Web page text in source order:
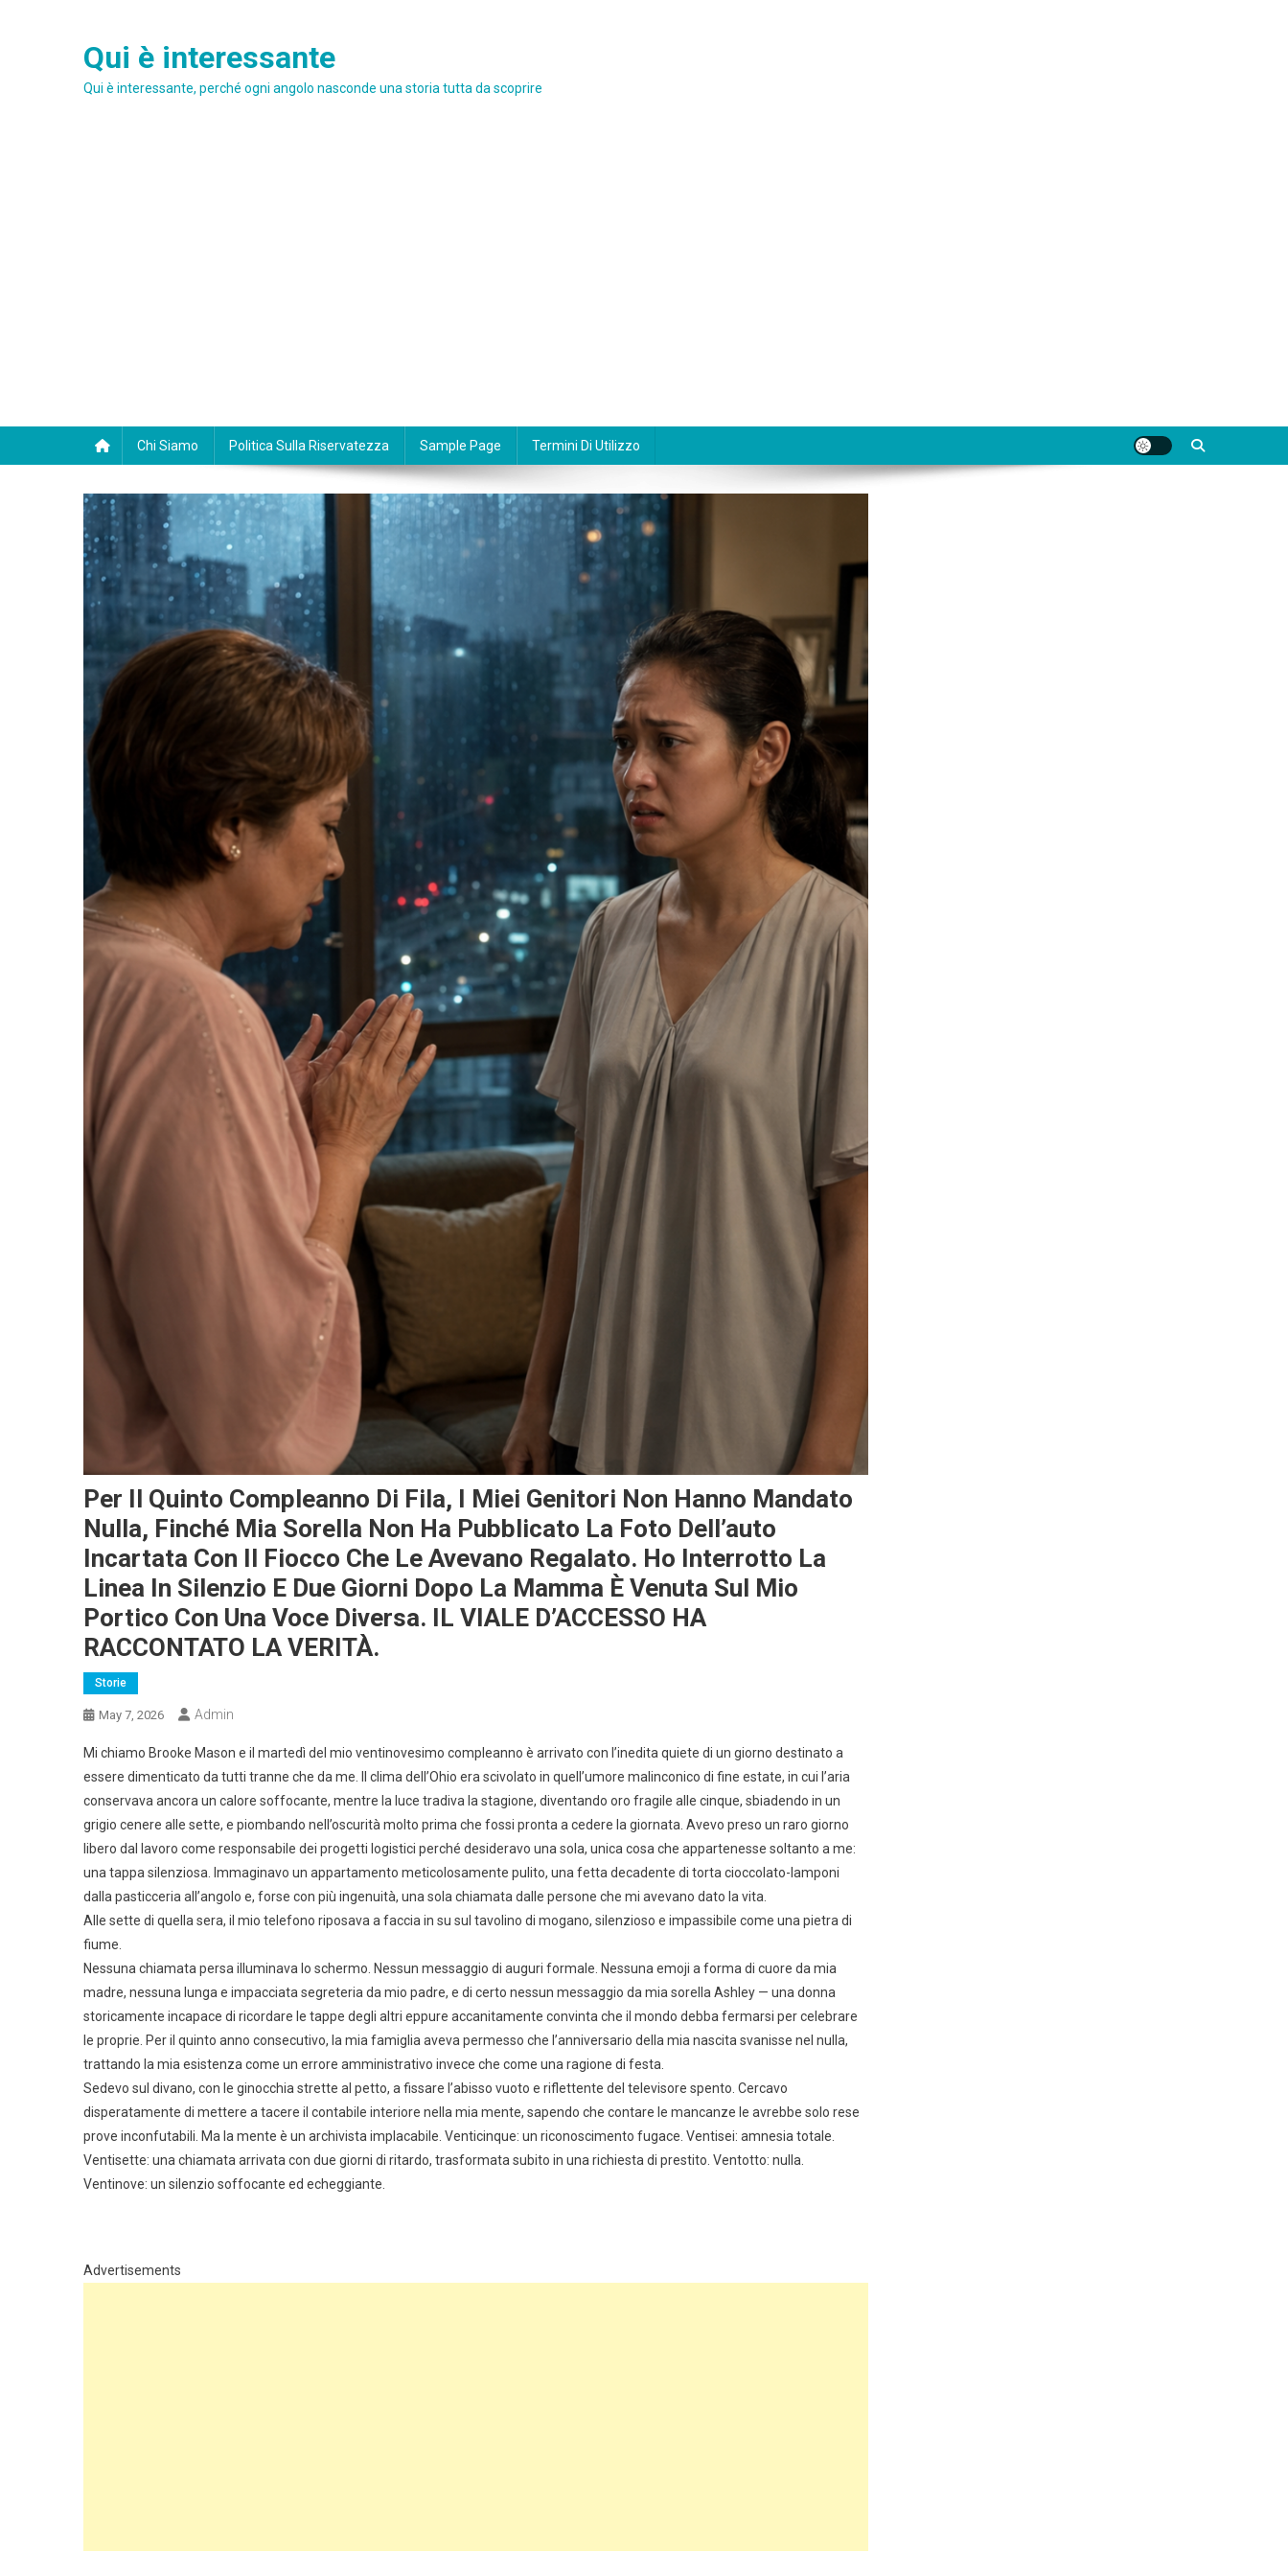
Qui è interessante
Qui è interessante, perché ogni angolo nasconde una storia tutta da scoprire
Chi Siamo Politica Sulla Riservatezza Sample Page Termini Di Utilizzo
Per Il Quinto Compleanno Di Fila, I Miei Genitori Non Hanno Mandato
Nulla, Finché Mia Sorella Non Ha Pubblicato La Foto Dell’auto
Incartata Con Il Fiocco Che Le Avevano Regalato. Ho Interrotto La
Linea In Silenzio E Due Giorni Dopo La Mamma È Venuta Sul Mio
Portico Con Una Voce Diversa. IL VIALE D’ACCESSO HA
RACCONTATO LA VERITÀ.
Storie
May 7, 2026 Admin
Mi chiamo Brooke Mason e il martedì del mio ventinovesimo compleanno è arrivato con l’inedita quiete di un giorno destinato a
essere dimenticato da tutti tranne che da me. Il clima dell’Ohio era scivolato in quell’umore malinconico di fine estate, in cui l’aria
conservava ancora un calore soffocante, mentre la luce tradiva la stagione, diventando oro fragile alle cinque, sbiadendo in un
grigio cenere alle sette, e piombando nell’oscurità molto prima che fossi pronta a cedere la giornata. Avevo preso un raro giorno
libero dal lavoro come responsabile dei progetti logistici perché desideravo una sola, unica cosa che appartenesse soltanto a me:
una tappa silenziosa. Immaginavo un appartamento meticolosamente pulito, una fetta decadente di torta cioccolato-lamponi
dalla pasticceria all’angolo e, forse con più ingenuità, una sola chiamata dalle persone che mi avevano dato la vita.
Alle sette di quella sera, il mio telefono riposava a faccia in su sul tavolino di mogano, silenzioso e impassibile come una pietra di
fiume.
Nessuna chiamata persa illuminava lo schermo. Nessun messaggio di auguri formale. Nessuna emoji a forma di cuore da mia
madre, nessuna lunga e impacciata segreteria da mio padre, e di certo nessun messaggio da mia sorella Ashley — una donna
storicamente incapace di ricordare le tappe degli altri eppure accanitamente convinta che il mondo debba fermarsi per celebrare
le proprie. Per il quinto anno consecutivo, la mia famiglia aveva permesso che l’anniversario della mia nascita svanisse nel nulla,
trattando la mia esistenza come un errore amministrativo invece che come una ragione di festa.
Sedevo sul divano, con le ginocchia strette al petto, a fissare l’abisso vuoto e riflettente del televisore spento. Cercavo
disperatamente di mettere a tacere il contabile interiore nella mia mente, sapendo che contare le mancanze le avrebbe solo rese
prove inconfutabili. Ma la mente è un archivista implacabile. Venticinque: un riconoscimento fugace. Ventisei: amnesia totale.
Ventisette: una chiamata arrivata con due giorni di ritardo, trasformata subito in una richiesta di prestito. Ventotto: nulla.
Ventinove: un silenzio soffocante ed echeggiante.
Advertisements